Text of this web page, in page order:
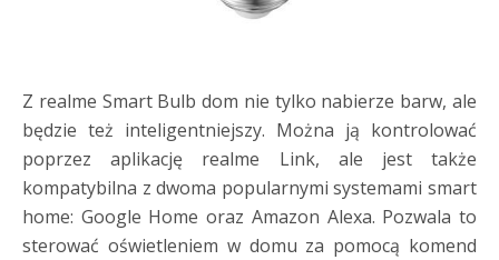
Z realme Smart Bulb dom nie tylko nabierze barw, ale
będzie też inteligentniejszy. Można ją kontrolować
poprzez aplikację realme Link, ale jest także
kompatybilna z dwoma popularnymi systemami smart
home: Google Home oraz Amazon Alexa. Pozwala to
sterować oświetleniem w domu za pomocą komend